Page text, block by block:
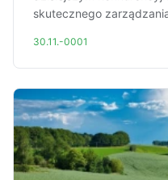
skutecznego
30.11.-0001